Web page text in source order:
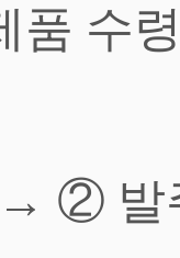
수
② 발